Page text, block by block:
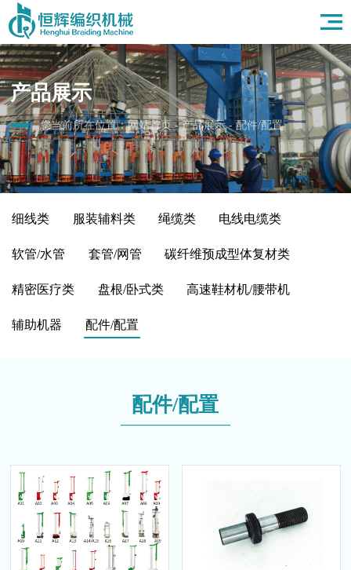
首页
关于我们
产品展示
应用领域
新闻资讯
人力资源
联系我们
产品展示
您当前所在位置：网站首页-产品展示-配件/配置
细线类 服装辅料类 绳缆类 电线电缆类
软管/水管 套管/网管 碳纤维预成型体复材类
精密医疗类 盘根/卧式类 高速鞋材机/腰带机
辅助机器 配件/配置
配件/配置